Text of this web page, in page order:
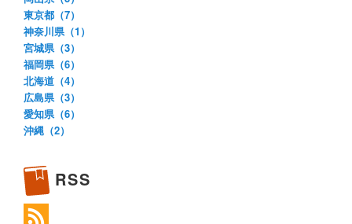
東京都（7）
神奈川県（1）
宮城県（3）
福岡県（6）
北海道（4）
広島県（3）
愛知県（6）
沖縄（2）
RSS